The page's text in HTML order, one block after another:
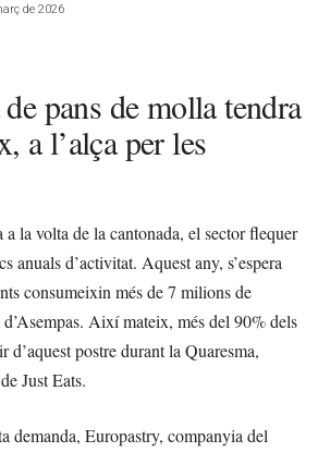
de 2026
pans de molla tendra
a l’alça per les
a la volta de la cantonada, el sector flequer
anuals d’activitat. Aquest any, s’espera
consumeixin més de 7 milions de
d’Asempas. Així mateix, més del 90% dels
d’aquest postre durant la Quaresma,
Just Eats.
demanda, Europastry, companyia del